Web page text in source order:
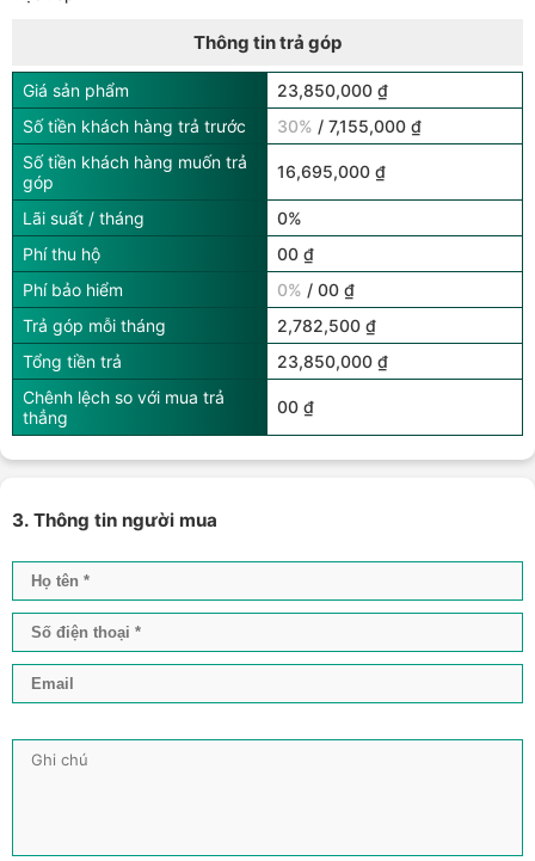
Thông tin trả góp
Giá sản phẩm
23,850,000 ₫
Số tiền khách hàng trả trước
30% / 7,155,000 ₫
Số tiền khách hàng muốn trả
góp
16,695,000 ₫
Lãi suất / tháng
0%
Phí thu hộ
00 ₫
Phí bảo hiểm
0% / 00 ₫
Trả góp mỗi tháng
2,782,500 ₫
Tổng tiền trả
23,850,000 ₫
Chênh lệch so với mua trả
thẳng
00 ₫
3. Thông tin người mua